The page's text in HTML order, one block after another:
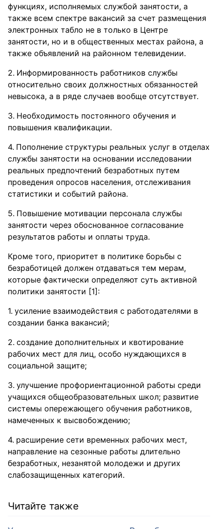
функциях, исполняемых службой занятости, а
также всем спектре вакансий за счет размещения
электронных табло не в только в Центре
занятости, но и в общественных местах района, а
также объявлений на районном телевидении.
Информированность работников службы
относительно своих должностных обязанностей
невысока, а в ряде случаев вообще отсутствует.
Необходимость постоянного обучения и
повышения квалификации.
Пополнение структуры реальных услуг в отделах
службы занятости на основании исследовании
реальных предпочтений безработных путем
проведения опросов населения, отслеживания
статистики и событий района.
Повышение мотивации персонала службы
занятости через обоснованное согласование
результатов работы и оплаты труда.
Кроме того, приоритет в политике борьбы с
безработицей должен отдаваться тем мерам,
которые фактически определяют суть активной
политики занятости [1]:
усиление взаимодействия с работодателями в
создании банка вакансий;
создание дополнительных и квотирование
рабочих мест для лиц, особо нуждающихся в
социальной защите;
улучшение профориентационной работы среди
учащихся общеобразовательных школ; развитие
системы опережающего обучения работников,
намеченных к высвобождению;
расширение сети временных рабочих мест,
направление на сезонные работы длительно
безработных, незанятой молодежи и других
слабозащищенных категорий.
Читайте также